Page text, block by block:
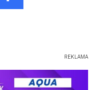
REKLAMA